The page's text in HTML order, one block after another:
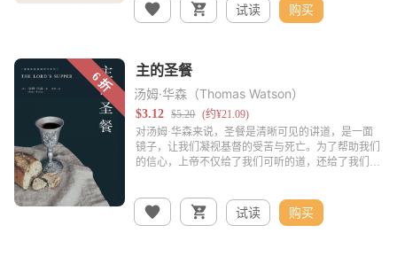
试读 购买
汤姆·华森（Thomas Watson）
试读 购买